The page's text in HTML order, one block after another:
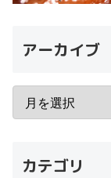
アーカイブ
カテゴリ